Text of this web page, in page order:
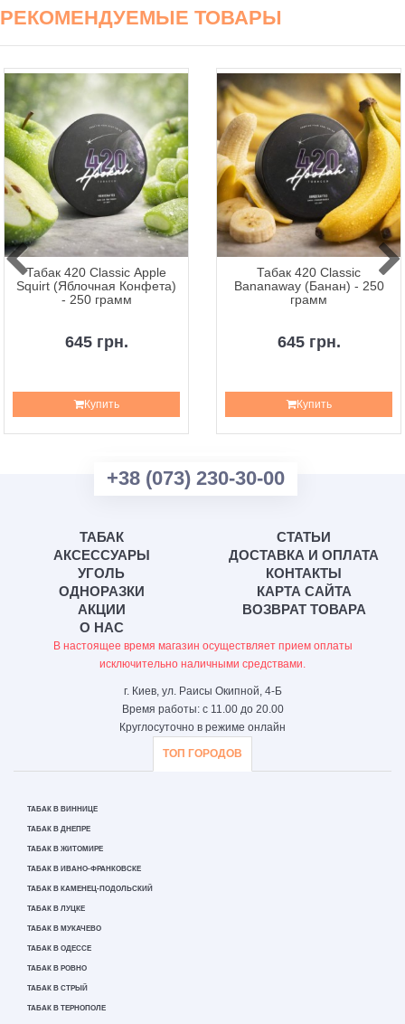
РЕКОМЕНДУЕМЫЕ ТОВАРЫ
Табак 420 Classic Apple
Squirt (Яблочная Конфета)
- 250 грамм
645 грн.
Купить
Табак 420 Classic
Bananaway (Банан) - 250
грамм
645 грн.
Купить
+38 (073) 230-30-00
ТАБАК
АКСЕССУАРЫ
УГОЛЬ
ОДНОРАЗКИ
АКЦИИ
О НАС
СТАТЬИ
ДОСТАВКА И ОПЛАТА
КОНТАКТЫ
КАРТА САЙТА
ВОЗВРАТ ТОВАРА
В настоящее время магазин осуществляет прием оплаты
исключительно наличными средствами.
г. Киев, ул. Раисы Окипной, 4-Б
Время работы: с 11.00 до 20.00
Круглосуточно в режиме онлайн
ТОП ГОРОДОВ
ТАБАК В ВИННИЦЕ
ТАБАК В ДНЕПРЕ
ТАБАК В ЖИТОМИРЕ
ТАБАК В ИВАНО-ФРАНКОВСКЕ
ТАБАК В КАМЕНЕЦ-ПОДОЛЬСКИЙ
ТАБАК В ЛУЦКЕ
ТАБАК В МУКАЧЕВО
ТАБАК В ОДЕССЕ
ТАБАК В РОВНО
ТАБАК В СТРЫЙ
ТАБАК В ТЕРНОПОЛЕ